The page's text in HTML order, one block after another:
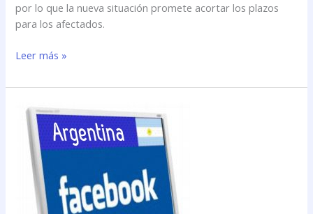
por lo que la nueva situación promete acortar los plazos
para los afectados.
Leer más »
Facebook
tiene
razón
social